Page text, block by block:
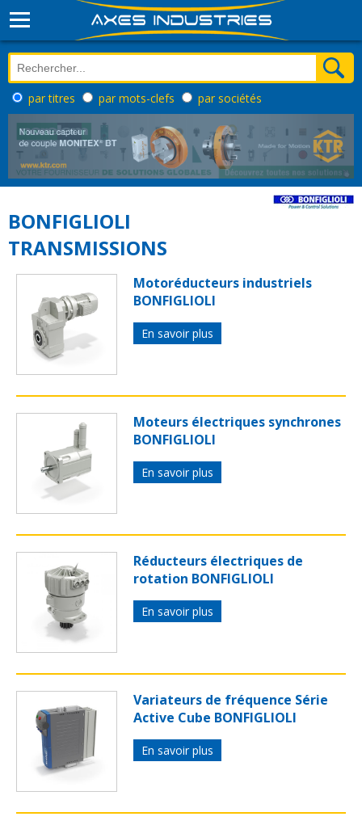
par titres par mots-clefs par sociétés
BONFIGLIOLI
TRANSMISSIONS
Motoréducteurs industriels
BONFIGLIOLI
En savoir plus
Moteurs électriques synchrones
BONFIGLIOLI
En savoir plus
Réducteurs électriques de
rotation BONFIGLIOLI
En savoir plus
Variateurs de fréquence Série
Active Cube BONFIGLIOLI
En savoir plus